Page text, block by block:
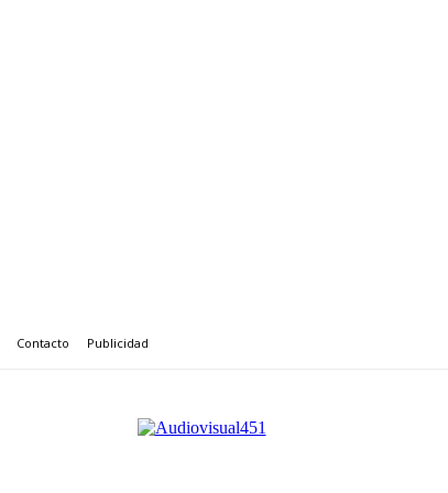
Contacto Publicidad